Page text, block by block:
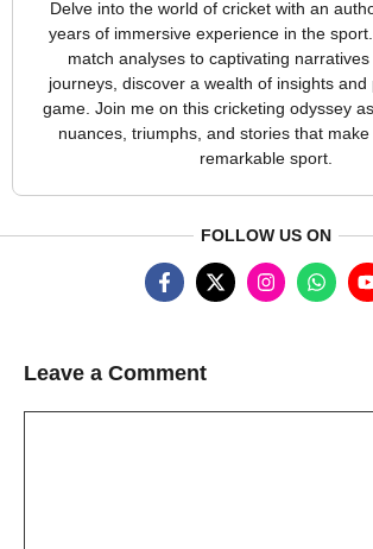
Delve into the world of cricket with an
years of immersive experience in the
match analyses to captivating
journeys, discover a wealth of insights
game. Join me on this cricketing odyssey
nuances, triumphs, and stories that
remarkable sport.
FOLLOW US ON
Leave a Comment